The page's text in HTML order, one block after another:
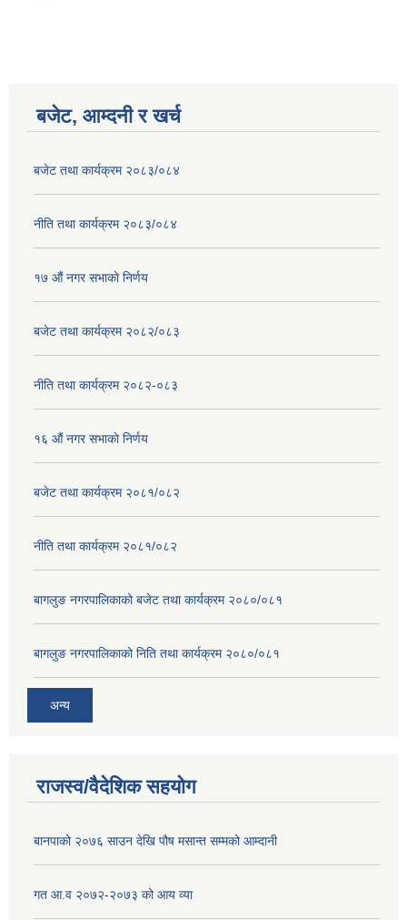
बजेट, आम्दनी र खर्च
बजेट तथा कार्यक्रम २०८३/०८४
नीति तथा कार्यक्रम २०८३/०८४
१७ ‌‍औं नगर सभाकाे निर्णय
बजेट तथा कार्यक्रम २०८२/०८३
नीति तथा कार्यक्रम २०८२-०८३
१६ ‌औं नगर सभाकाे निर्णय
बजेट तथा कार्यक्रम २०८१/०८२
नीति तथा कार्यक्रम २०८१/०८२
बागलुङ नगरपालिकाको बजेट तथा कार्यक्रम २०८०/०८१
बागलुङ नगरपालिकाको निति तथा कार्यक्रम २०८०/०८१
अन्य
राजस्व/वैदेशिक सहयोग
बानपाको २०७६ साउन देखि पौष मसान्त सम्मको आम्दानी
गत आ.व २०७२-२०७३ को आय व्या